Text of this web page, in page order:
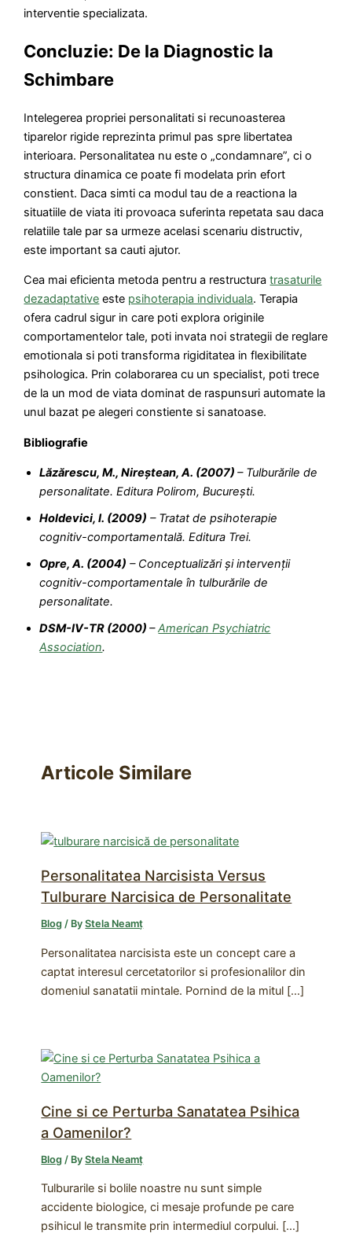
interventie specializata.
Concluzie: De la Diagnostic la
Schimbare
Intelegerea propriei personalitati si recunoasterea
tiparelor rigide reprezinta primul pas spre libertatea
interioara. Personalitatea nu este o „condamnare”, ci o
structura dinamica ce poate fi modelata prin efort
constient. Daca simti ca modul tau de a reactiona la
situatiile de viata iti provoaca suferinta repetata sau daca
relatiile tale par sa urmeze acelasi scenariu distructiv,
este important sa cauti ajutor.
Cea mai eficienta metoda pentru a restructuratrasaturile
dezadaptative este psihoterapia individuala. Terapia
ofera cadrul sigur in care poti explora originile
comportamentelor tale, poti invata noi strategii de reglare
emotionala si poti transforma rigiditatea in flexibilitate
psihologica. Prin colaborarea cu un specialist, poti trece
de la un mod de viata dominat de raspunsuri automate la
unul bazat pe alegeri constiente si sanatoase.
Bibliografie
Lăzărescu, M., Nireștean, A. (2007)– Tulburările de
personalitate. Editura Polirom, București.
Holdevici, I. (2009) – Tratat de psihoterapie
cognitiv-comportamentală. Editura Trei.
Opre, A. (2004) – Conceptualizări și intervenții
cognitiv-comportamentale în tulburările de
personalitate.
DSM-IV-TR (2000)–American Psychiatric
Association.
Articole Similare
Personalitatea Narcisista Versus
Tulburare Narcisica de Personalitate
Blog / ByStela Neamț
Personalitatea narcisista este un concept care a
captat interesul cercetatorilor si profesionalilor din
domeniul sanatatii mintale. Pornind de la mitul […]
Cine si ce Perturba Sanatatea Psihica
a Oamenilor?
Blog / ByStela Neamț
Tulburarile si bolile noastre nu sunt simple
accidente biologice, ci mesaje profunde pe care
psihicul le transmite prin intermediul corpului. […]